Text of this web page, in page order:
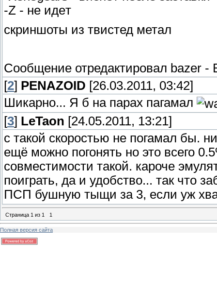
-Z - нe идeт
скриншоты из твистед метал
Сообщение отредактировал bazer -
[2] PENAZOID [26.03.2011, 03:42]
Шикарно... Я б на парах пагамал
[3] LeTaon [24.05.2011, 13:21]
с такой скоростью не погамал бы.
ещё можно погонять но это всего
совместимости такой. кароче
поиграть, да и удобство... так что
ПСП бушную тыщи за 3, если уж
Страница 1 из 1 1
Полная версия сайта